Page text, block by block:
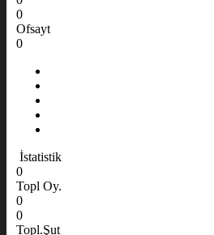
0
Ofsayt
0
İstatistik
0
Topl Oy.
0
0
Topl.Şut